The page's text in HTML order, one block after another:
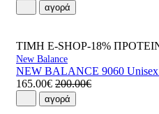
αγορά
ΤΙΜΗ E-SHOP-18%
New Balance
NEW BALANCE 9060 Unisex
165.00€ 200.00€
αγορά